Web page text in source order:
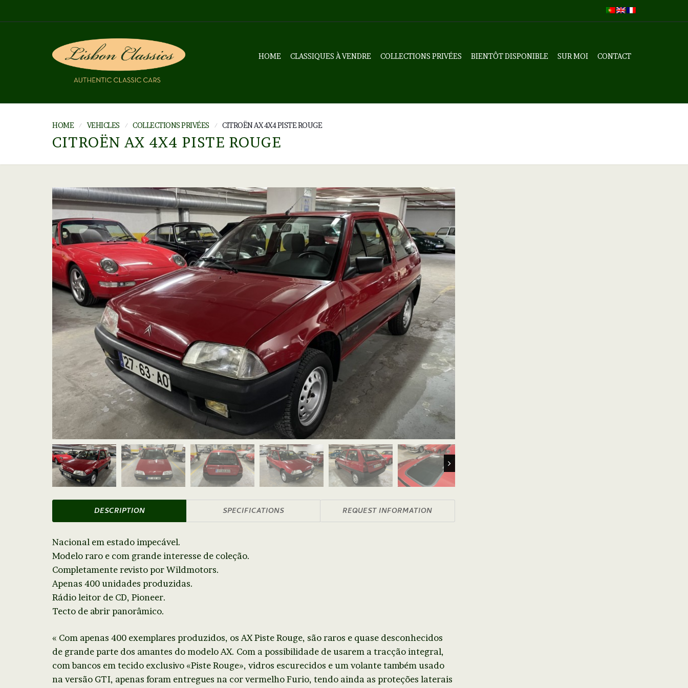
HOME CLASSIQUES À VENDRE COLLECTIONS PRIVÉES BIENTÔT DISPONIBLE SUR MOI CONTACT
HOME VEHICLES COLLECTIONS PRIVÉES CITROËN AX 4X4 PISTE ROUGE
CITROËN AX 4X4 PISTE ROUGE
Next
DESCRIPTION SPECIFICATIONS REQUEST INFORMATION
Nacional em estado impecável.
Modelo raro e com grande interesse de coleção.
Completamente revisto por Wildmotors.
Apenas 400 unidades produzidas.
Rádio leitor de CD, Pioneer.
Tecto de abrir panorâmico.
« Com apenas 400 exemplares produzidos, os AX Piste Rouge, são raros e quase desconhecidos
de grande parte dos amantes do modelo AX. Com a possibilidade de usarem a tracção integral,
com bancos em tecido exclusivo «Piste Rouge», vidros escurecidos e um volante também usado
na versão GTI, apenas foram entregues na cor vermelho Furio, tendo ainda as proteções laterais